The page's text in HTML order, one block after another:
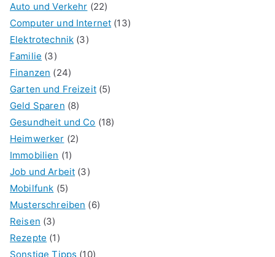
Auto und Verkehr (22)
Computer und Internet (13)
Elektrotechnik (3)
Familie (3)
Finanzen (24)
Garten und Freizeit(5)
Geld Sparen (8)
Gesundheit und Co (18)
Heimwerker (2)
Immobilien (1)
Job und Arbeit (3)
Mobilfunk (5)
Musterschreiben (6)
Reisen (3)
Rezepte (1)
Sonstige Tipps (10)